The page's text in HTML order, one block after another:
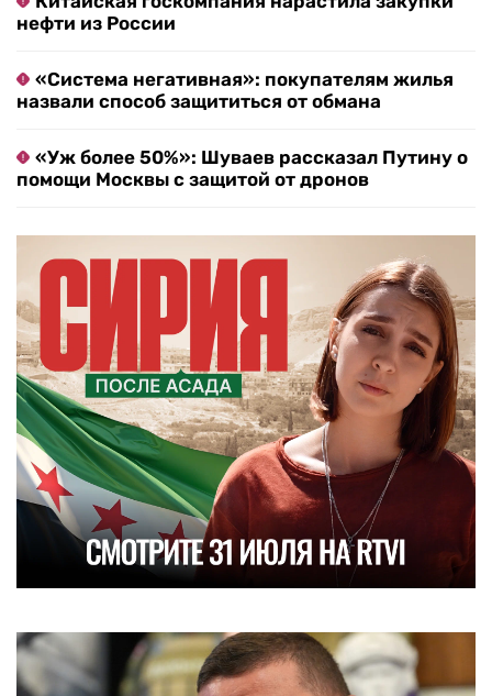
нефти из России
«Система негативная»: покупателям жилья
назвали способ защититься от обмана
«Уж более 50%»: Шуваев рассказал Путину о
помощи Москвы с защитой от дронов